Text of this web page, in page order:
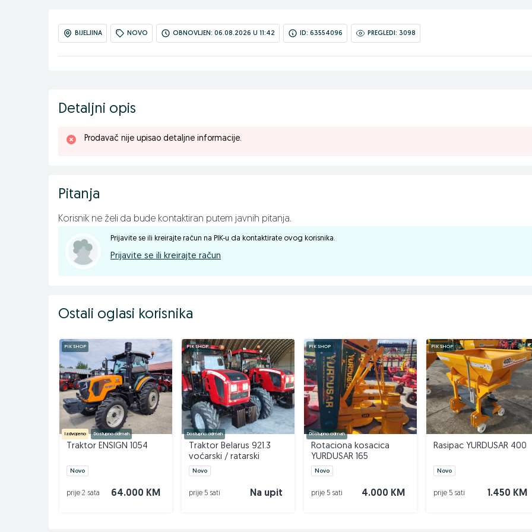
BIJELJINA NOVO OBNOVLJEN: 06.08.2026 U 11:42 ID: 63554096 PREGLEDI: 3098
Detaljni opis
Prodavač nije upisao detaljne informacije.
Pitanja
Korisnik ne želi da bude kontaktiran putem javnih pitanja.
Prijavite se ili kreirajte račun na PIK-u da kontaktirate ovog korisnika.
Prijavite se ili kreirajte račun
Ostali oglasi korisnika
PIK SHOP
Izdvojeno Dostupno odmah
Traktor ENSIGN 1054
Novo
64.000 KM
prije 2 sata
PIK SHOP
Dostupno odmah
Traktor Belarus 921.3
voćarski / ratarski
Novo
Na upit
prije 5 sati
PIK SHOP
Dostupno odmah
Rotaciona kosacica
YURDUSAR 165
Novo
4.000 KM
prije 5 sati
PIK SHOP
Rasipac YURDUSAR 400
Novo
1.450 KM
prije 5 sati